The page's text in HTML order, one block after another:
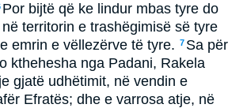
Por bijtë që ke lindur mbas tyre do
territorin e trashëgimisë së tyre
emrin e vëllezërve të tyre. 7 Sa për
kthehesha nga Padani, Rakela
gjatë udhëtimit, në vendin e
Efratës; dhe e varrosa atje, në